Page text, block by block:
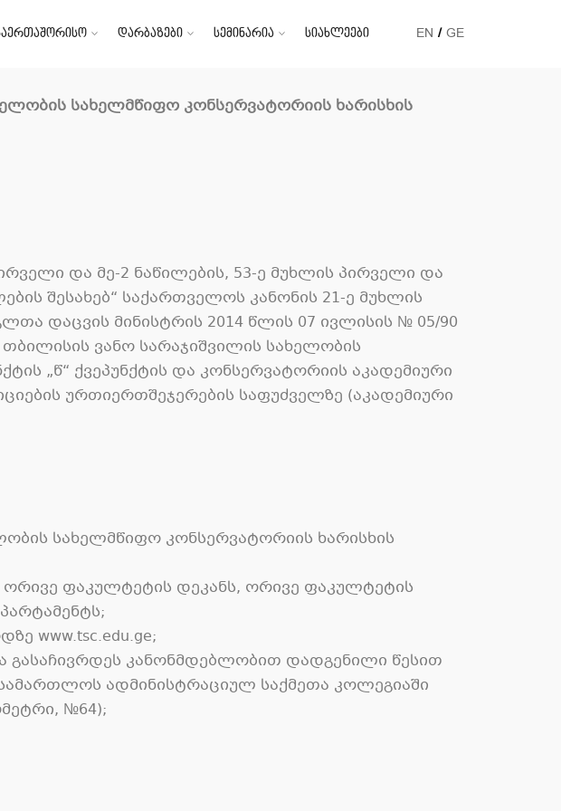
დარბაზები სემინარია სიახლეები EN GE
სახელმწიფო კონსერვატორიის ხარისხის
და მე-2 ნაწილების, 53-ე მუხლის პირველი და
შესახებ“ საქართველოს კანონის 21-ე მუხლის
დაცვის მინისტრის 2014 წლის 07 ივლისის № 05/90
ვანო სარაჯიშვილის სახელობის
„წ“ ქვეპუნქტის და კონსერვატორიის აკადემიური
ურთიერთშეჯერების საფუძველზე (აკადემიური
სახელმწიფო კონსერვატორიის ხარისხის
ორივე ფაკულტეტის დეკანს, ორივე ფაკულტეტის
www.tsc.edu.ge;
გასაჩივრდეს კანონმდებლობით დადგენილი წესით
ადმინისტრაციულ საქმეთა კოლეგიაში
№64);